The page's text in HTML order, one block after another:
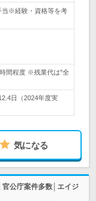
当※経験・資格等を考
間程度 ※残業代は"全
日（2024年度実
気になる
公庁案件多数│エイジ